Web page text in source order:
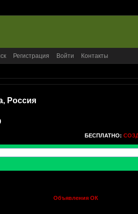
Регистрация Войти Контакты
Россия
БЕСПЛАТНО:
Объявления ОК